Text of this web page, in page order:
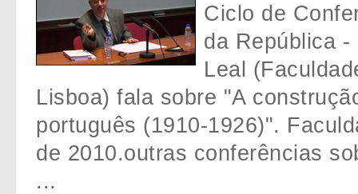
Ciclo de
da República
Leal
Lisboa) fala sobre "A
português (1910-1926)".
de 2010.outras conferências
...